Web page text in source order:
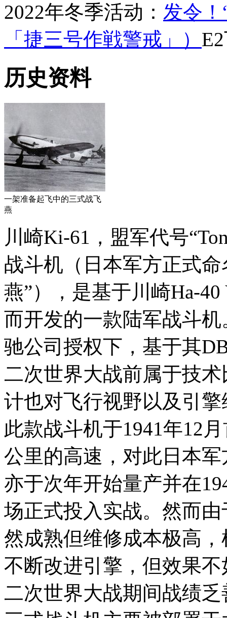
2022年冬季活动： 发令
「捷三号作戦警戒」）
历史资料
一架准备起飞中的三式战飞
燕
川崎Ki-61，盟军代号
战斗机（日本军方正式
燕”），是基于川崎Ha-
而开发的一款陆军战斗
驰公司授权下，基于其
二次世界大战前属于技
计也对飞行视野以及引
此款战斗机于1941年12
公里的高速，对此日本
亦于次年开始量产并在
场正式投入实战。然而
然成熟但维修成本极高
不断改进引擎，但效果
二次世界大战期间战绩